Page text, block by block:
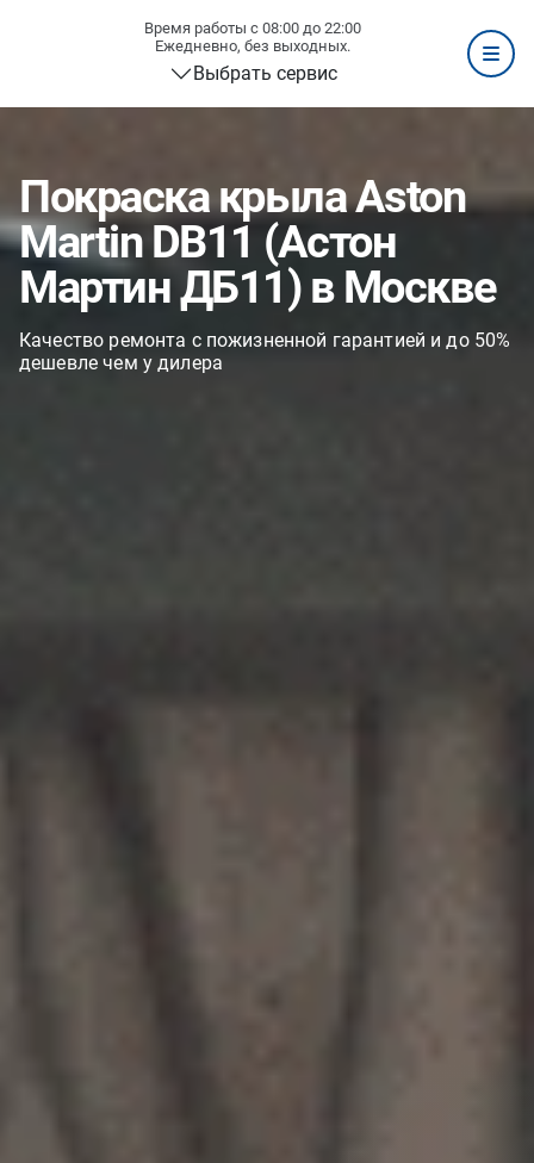
Время работы с 08:00 до 22:00
Ежедневно, без выходных.
Выбрать сервис
Покраска крыла Aston
Martin DB11 (Астон
Мартин ДБ11) в Москве
Качество ремонта с пожизненной гарантией и до 50%
дешевле чем у дилера